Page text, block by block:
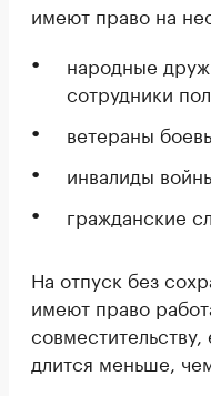
имеют право на
народные
сотрудники
ветераны
инвалиды
гражданские
На отпуск без
имеют право
длится меньше,